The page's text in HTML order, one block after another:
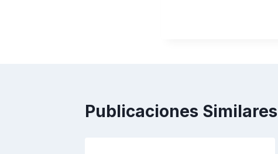
Publicaciones Similares